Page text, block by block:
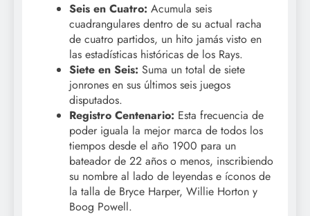
Seis en Cuatro: Acumula seis
cuadrangulares dentro de su actual racha
de cuatro partidos, un hito jamás visto en
las estadísticas históricas de los Rays.
Siete en Seis: Suma un total de siete
jonrones en sus últimos seis juegos
disputados.
Registro Centenario: Esta frecuencia de
poder iguala la mejor marca de todos los
tiempos desde el año 1900 para un
bateador de 22 años o menos, inscribiendo
su nombre al lado de leyendas e íconos de
la talla de Bryce Harper, Willie Horton y
Boog Powell.